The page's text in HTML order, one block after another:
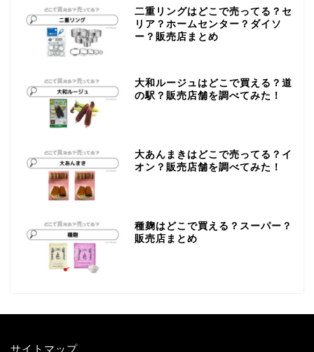
二重リングはどこで売ってる？セ
リア？ホームセンター？ダイソ
ー？販売店まとめ
大和ルージュはどこで買える？道
の駅？販売店舗を調べてみた！
大あんまきはどこで売ってる？イ
オン？販売店舗を調べてみた！
種麹はどこで買える？スーパー？
販売店まとめ
サイトマップ